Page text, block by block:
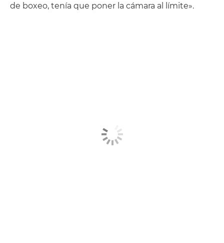
de boxeo, tenía que poner la cámara al límite».